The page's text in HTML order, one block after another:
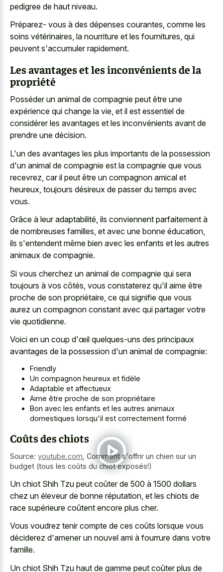
pedigree de haut niveau.
Préparez- vous à des dépenses courantes, comme les
soins vétérinaires, la nourriture et les fournitures, qui
peuvent s'accumuler rapidement.
Les avantages et les inconvénients de la
propriété
Posséder un animal de compagnie peut être une
expérience qui change la vie, et il est essentiel de
considérer les avantages et les inconvénients avant de
prendre une décision.
L'un des avantages les plus importants de la possession
d'un animal de compagnie est la compagnie que vous
recevrez, car il peut être un compagnon amical et
heureux, toujours désireux de passer du temps avec
vous.
Grâce à leur adaptabilité, ils conviennent parfaitement à
de nombreuses familles, et avec une bonne éducation,
ils s'entendent même bien avec les enfants et les autres
animaux de compagnie.
Si vous cherchez un animal de compagnie qui sera
toujours à vos côtés, vous constaterez qu'il aime être
proche de son propriétaire, ce qui signifie que vous
aurez un compagnon constant avec qui partager votre
vie quotidienne.
Voici en un coup d'œil quelques-uns des principaux
avantages de la possession d'un animal de compagnie:
Friendly
Un compagnon heureux et fidèle
Adaptable et affectueux
Aime être proche de son propriétaire
Bon avec les enfants et les autres animaux
domestiques lorsqu'il est correctement formé
Coûts des chiots
Source: youtube.com, Comment s'offrir un chien sur un
budget (tous les coûts du chiot exposés!)
Un chiot Shih Tzu peut coûter de 500 à 1500 dollars
chez un éleveur de bonne réputation, et les chiots de
race supérieure coûtent encore plus cher.
Vous voudrez tenir compte de ces coûts lorsque vous
déciderez d'amener un nouvel ami à fourrure dans votre
famille.
Un chiot Shih Tzu haut de gamme peut coûter plus de